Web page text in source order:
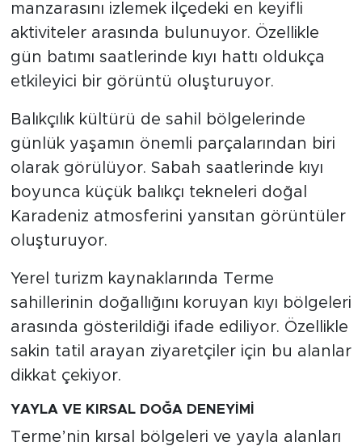
manzarasını izlemek ilçedeki en keyifli
aktiviteler arasında bulunuyor. Özellikle
gün batımı saatlerinde kıyı hattı oldukça
etkileyici bir görüntü oluşturuyor.
Balıkçılık kültürü de sahil bölgelerinde
günlük yaşamın önemli parçalarından biri
olarak görülüyor. Sabah saatlerinde kıyı
boyunca küçük balıkçı tekneleri doğal
Karadeniz atmosferini yansıtan görüntüler
oluşturuyor.
Yerel turizm kaynaklarında Terme
sahillerinin doğallığını koruyan kıyı bölgeleri
arasında gösterildiği ifade ediliyor. Özellikle
sakin tatil arayan ziyaretçiler için bu alanlar
dikkat çekiyor.
YAYLA VE KIRSAL DOĞA DENEYİMİ
Terme’nin kırsal bölgeleri ve yayla alanları